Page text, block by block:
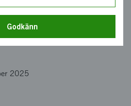
of Sweden AB-RISE
2025
Godkänn